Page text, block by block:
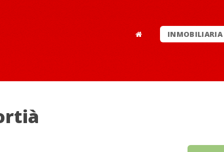
INMOBILIARIA